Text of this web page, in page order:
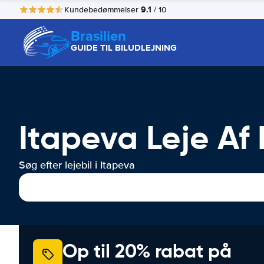
Kundebedømmelser 9.1 / 10
Brasilien
GUIDE TIL BILUDLEJNING
Itapeva Leje Af
Søg efter lejebil i Itapeva
Op til 20% rabat på